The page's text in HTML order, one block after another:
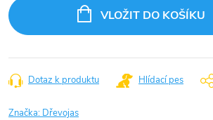
cena:
VLOŽIT DO KOŠÍKU
Dotaz k produktu Hlídací pes
Značka: Dřevojas